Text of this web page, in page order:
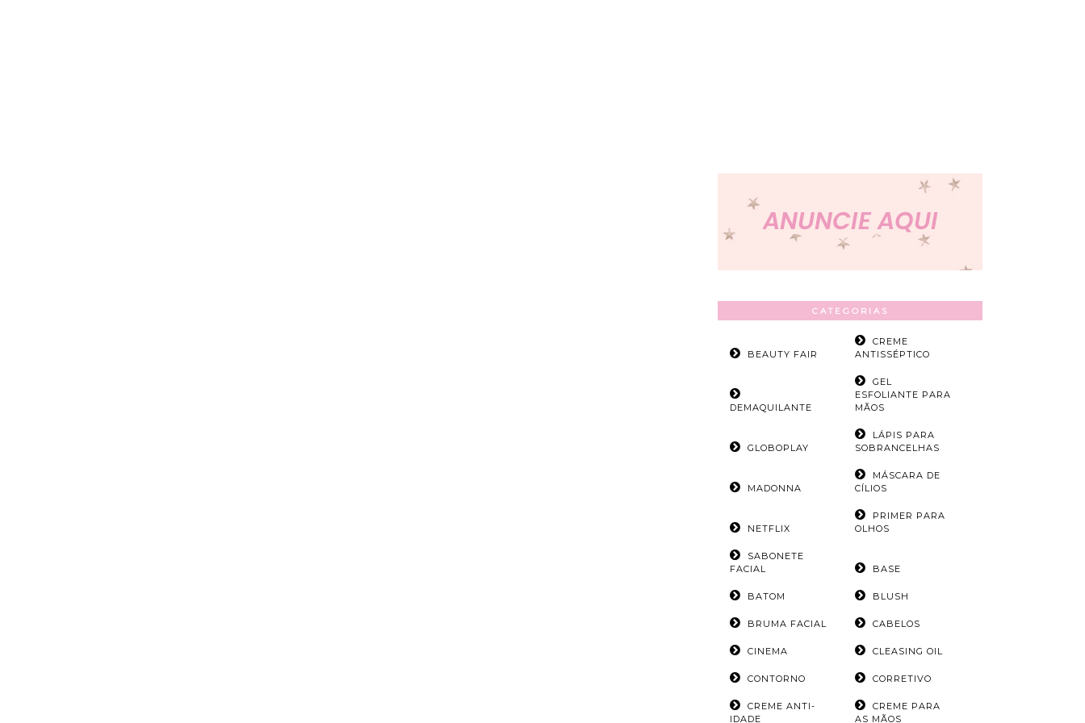
CATEGORIAS
BEAUTY FAIR
CREME
ANTISSÉPTICO
DEMAQUILANTE
GEL
ESFOLIANTE PARA
MÃOS
GLOBOPLAY
LÁPIS PARA
SOBRANCELHAS
MADONNA
MÁSCARA DE
CÍLIOS
NETFLIX
PRIMER PARA
OLHOS
SABONETE
FACIAL
BASE
BATOM BLUSH
BRUMA FACIAL CABELOS
CINEMA CLEASING OIL
CONTORNO CORRETIVO
CREME ANTI-
IDADE
CREME PARA
AS MÃOS